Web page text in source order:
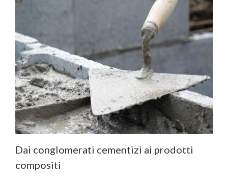
Dai conglomerati cementizi ai prodotti
compositi